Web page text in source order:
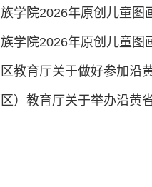
院2026年原创儿童图
院2026年原创儿童图
育厅关于做好参加沿
教育厅关于举办沿黄